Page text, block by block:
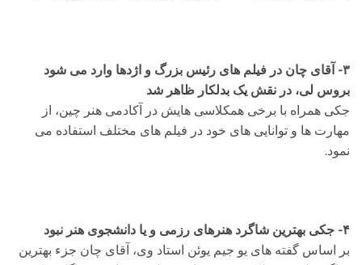
۳- آقای چان در فیلم های رئیس بزرگ و اژدها وارد می شود
بروس لی، در نقش یک بدلکار ظاهر شد
جکی همراه با برخی همکلاسی هایش در آکادمی هنر چین، از
مهارت ها و توانایی های خود در فیلم های مختلف استفاده می
نمود.
۴- جکی بهترین شاگرد هنرهای رزمی و یا دانشجوی هنر نبود
بر اساس گفته های یو جیم یوئن استاد وی، آقای چان جزء بهترین